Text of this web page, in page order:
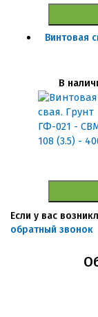
Винтовая
В
Если у вас
обратный звонок